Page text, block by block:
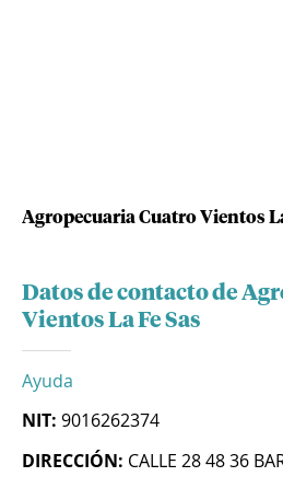
Agropecuaria Cuatro Vientos
Datos de contacto de
Vientos La Fe Sas
Ayuda
NIT: 9016262374
DIRECCIÓN: CALLE 28 48 36